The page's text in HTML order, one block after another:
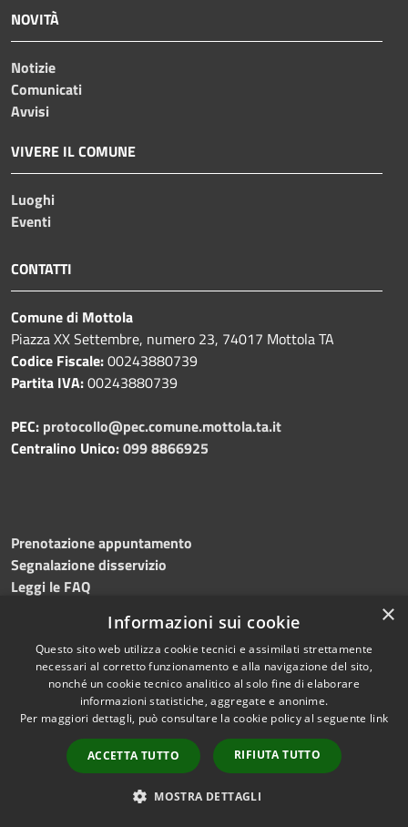
NOVITÀ
Notizie
Comunicati
Avvisi
VIVERE IL COMUNE
Luoghi
Eventi
CONTATTI
Comune di Mottola
Piazza XX Settembre, numero 23, 74017 Mottola TA
Codice Fiscale:00243880739
Partita IVA:00243880739
PEC: protocollo@pec.comune.mottola.ta.it
Centralino Unico:099 8866925
Prenotazione appuntamento
Segnalazione disservizio
Leggi le FAQ
Amministrazione trasparente
Albo pretorio
Informativa privacy
Note legali
Dichiarazione di accessibilità
×
Informazioni sui cookie
Questo sito web utilizza cookie tecnici e assimilati strettamente
necessari al corretto funzionamento e alla navigazione del sito,
nonché un cookie tecnico analitico al solo fine di elaborare
informazioni statistiche, aggregate e anonime.
Per maggiori dettagli, può consultare la cookie policy al seguente link
ACCETTA TUTTO RIFIUTA TUTTO
MOSTRA DETTAGLI